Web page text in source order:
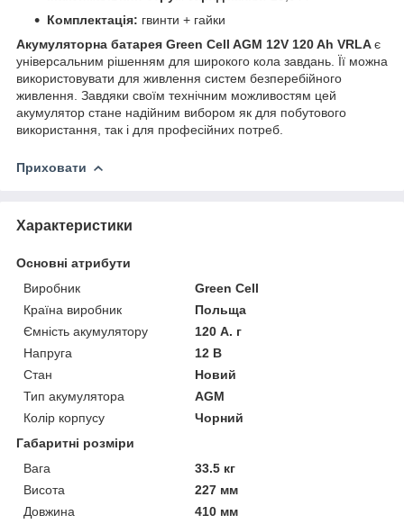
Комплектація: гвинти + гайки
Акумуляторна батарея Green Cell AGM 12V 120 Ah VRLAє
універсальним рішенням для широкого кола завдань. Її можна
використовувати для живлення систем безперебійного
живлення. Завдяки своїм технічним можливостям цей
акумулятор стане надійним вибором як для побутового
використання, так і для професійних потреб.
Приховати
Характеристики
Основні атрибути
Виробник
Green Cell
Країна виробник
Польща
Ємність акумулятору
120 А. г
Напруга
12 В
Стан
Новий
Тип акумулятора
AGM
Колір корпусу
Чорний
Габаритні розміри
Вага
33.5 кг
Висота
227 мм
Довжина
410 мм